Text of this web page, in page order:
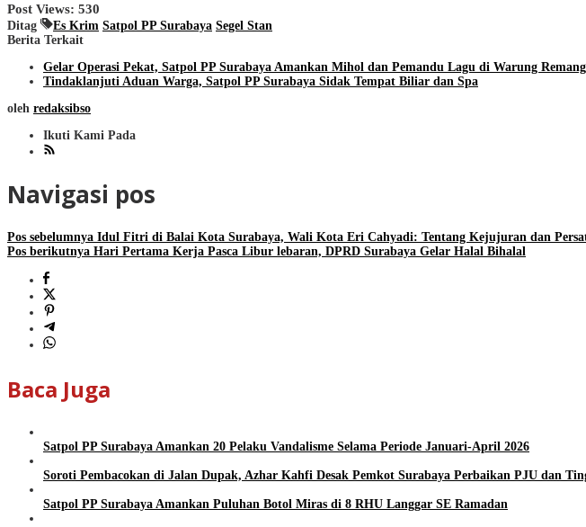
Post Views: 530
Ditag Es Krim Satpol PP Surabaya Segel Stan
Berita Terkait
Gelar Operasi Pekat, Satpol PP Surabaya Amankan Mihol dan Pemandu Lagu di Warung
Tindaklanjuti Aduan Warga, Satpol PP Surabaya Sidak Tempat Biliar dan Spa
oleh redaksibso
Ikuti Kami Pada
Navigasi pos
Pos sebelumnya Idul Fitri di Balai Kota Surabaya, Wali Kota Eri Cahyadi: Tentang Kejujuran dan
Pos berikutnya Hari Pertama Kerja Pasca Libur lebaran, DPRD Surabaya Gelar Halal Bihalal
Baca Juga
Satpol PP Surabaya Amankan 20 Pelaku Vandalisme Selama Periode Januari-April 2026
Soroti Pembacokan di Jalan Dupak, Azhar Kahfi Desak Pemkot Surabaya Perbaikan PJU dan
Satpol PP Surabaya Amankan Puluhan Botol Miras di 8 RHU Langgar SE Ramadan